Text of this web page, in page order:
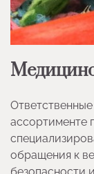
ассортименте
обращения к